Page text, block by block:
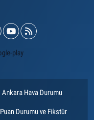
Ankara Hava Durumu
Puan Durumu ve Fikstür